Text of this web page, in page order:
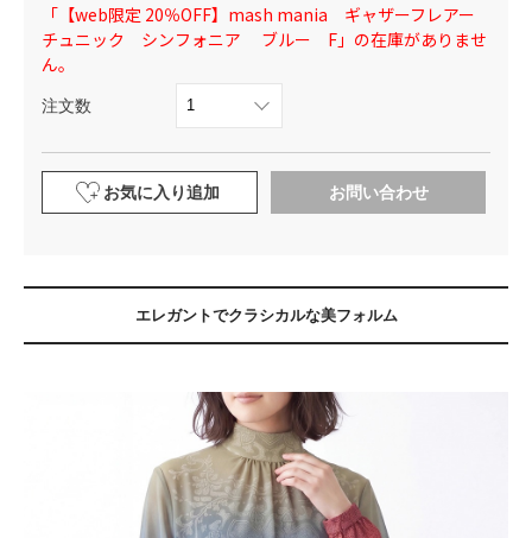
「【web限定 20％OFF】mash mania ギャザーフレアー
チュニック シンフォニア ブルー F」の在庫がありませ
ん。
注文数
お気に入り追加 お問い合わせ
エレガントでクラシカルな美フォルム